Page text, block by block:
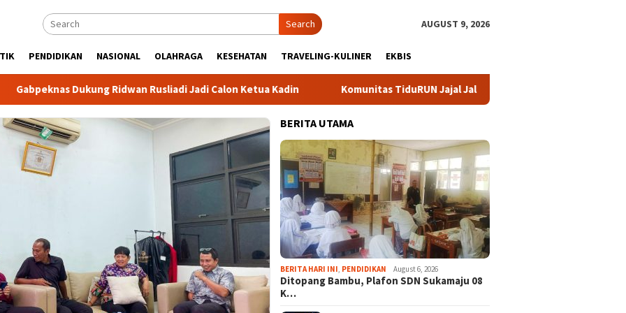
Search AUGUST 9, 2026
PENDIDIKAN NASIONAL OLAHRAGA KESEHATAN TRAVELING-KULINER EKBIS
Dukung Ridwan Rusliadi Jadi Calon Ketua Kadin Komunitas TiduRUN Jajal Jalur Baru Trekking dan Trail Run
BERITA UTAMA
BERITA HARI INI PENDIDIKAN August 6, 2026
Ditopang Bambu, Plafon SDN Sukamaju 08
K…